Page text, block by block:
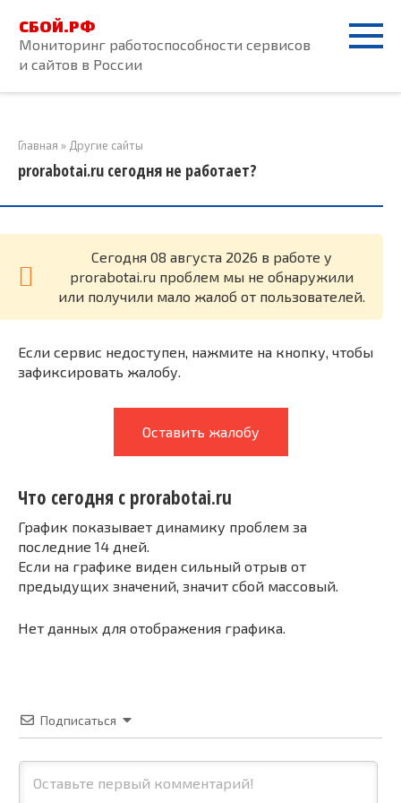
контенту
СБОЙ.РФ
Мониторинг работоспособности сервисов
и сайтов в России
Главная » Другие сайты
prorabotai.ru сегодня не работает?
Cегодня 08 августа 2026 в работе у
prorabotai.ru проблем мы не обнаружили
или получили мало жалоб от пользователей.
Если сервис недоступен, нажмите на кнопку, чтобы
зафиксировать жалобу.
Оставить жалобу
Что сегодня с prorabotai.ru
График показывает динамику проблем за
последние 14 дней.
Если на графике виден сильный отрыв от
предыдущих значений, значит сбой массовый.
Нет данных для отображения графика.
Подписаться